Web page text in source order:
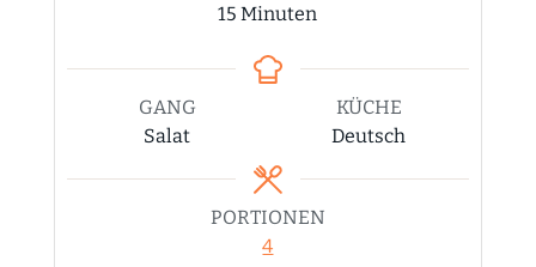
15 Minuten
Minuten
GANG
Salat
KÜCHE
Deutsch
PORTIONEN
4